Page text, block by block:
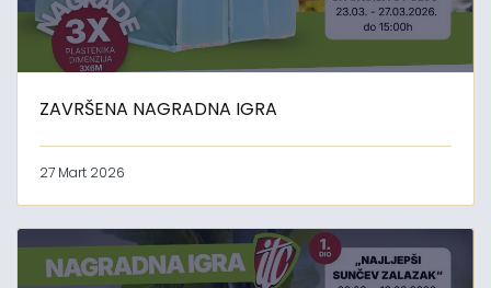
ZAVRŠENA NAGRADNA IGRA
27 Mart 2026